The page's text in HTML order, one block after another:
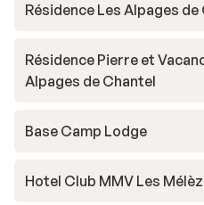
Résidence Les Alpages de
Résidence Pierre et
Alpages de Chantel
Base Camp Lodge
Hotel Club MMV Les